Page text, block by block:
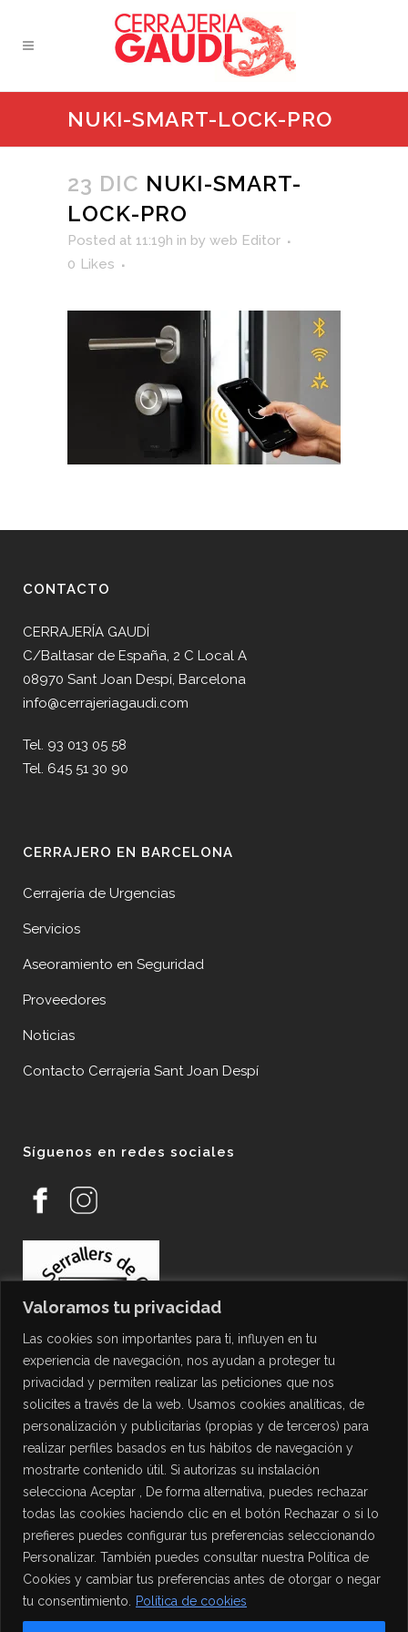
Valoramos tu privacidad
Las cookies son importantes para ti, influyen en tu
experiencia de navegación, nos ayudan a proteger tu
privacidad y permiten realizar las peticiones que nos
solicites a través de la web. Usamos cookies analíticas, de
personalización y publicitarias (propias y de terceros) para
realizar perfiles basados en tus hábitos de navegación y
mostrarte contenido útil. Si autorizas su instalación
selecciona Aceptar , De forma alternativa, puedes rechazar
todas las cookies haciendo clic en el botón Rechazar o si lo
prefieres puedes configurar tus preferencias seleccionando
Personalizar. También puedes consultar nuestra Política de
Cookies y cambiar tus preferencias antes de otorgar o negar
tu consentimiento.
Política de cookies
NUKI-SMART-LOCK-PRO
23 DIC NUKI-SMART-
LOCK-PRO
Posted at 11:19h in by web Editor
0 Likes
CONTACTO
CERRAJERÍA GAUDÍ
C/Baltasar de España, 2 C Local A
08970 Sant Joan Despí, Barcelona
info@cerrajeriagaudi.com
Tel. 93 013 05 58
Tel. 645 51 30 90
CERRAJERO EN BARCELONA
Cerrajería de Urgencias
Servicios
Aseoramiento en Seguridad
Proveedores
Noticias
Contacto Cerrajería Sant Joan Despí
Síguenos en redes sociales
PROTECCIÓN DE DATOS
Política de Privacidad
Política de Cookies
Aviso Legal